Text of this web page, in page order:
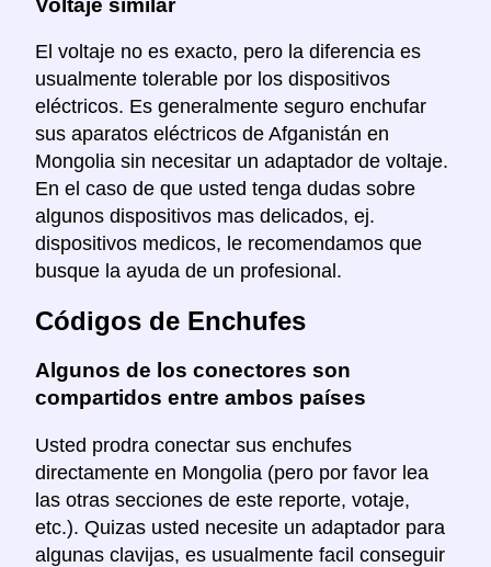
El voltaje no es exacto, pero la diferencia es
usualmente tolerable por los dispositivos
eléctricos. Es generalmente seguro enchufar
sus aparatos eléctricos de Afganistán en
Mongolia sin necesitar un adaptador de voltaje.
En el caso de que usted tenga dudas sobre
algunos dispositivos mas delicados, ej.
dispositivos medicos, le recomendamos que
busque la ayuda de un profesional.
Códigos de Enchufes
Algunos de los conectores son
compartidos entre ambos países
Usted prodra conectar sus enchufes
directamente en Mongolia (pero por favor lea
las otras secciones de este reporte, votaje,
etc.). Quizas usted necesite un adaptador para
algunas clavijas, es usualmente facil conseguir